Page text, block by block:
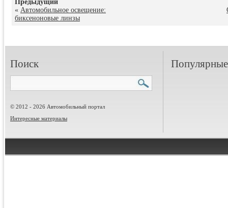
Предыдущий
« Автомобильное освещение:
биксеноновые линзы
Поиск
© 2012 - 2026 Автомобильный портал
Интересные материалы
Популярные